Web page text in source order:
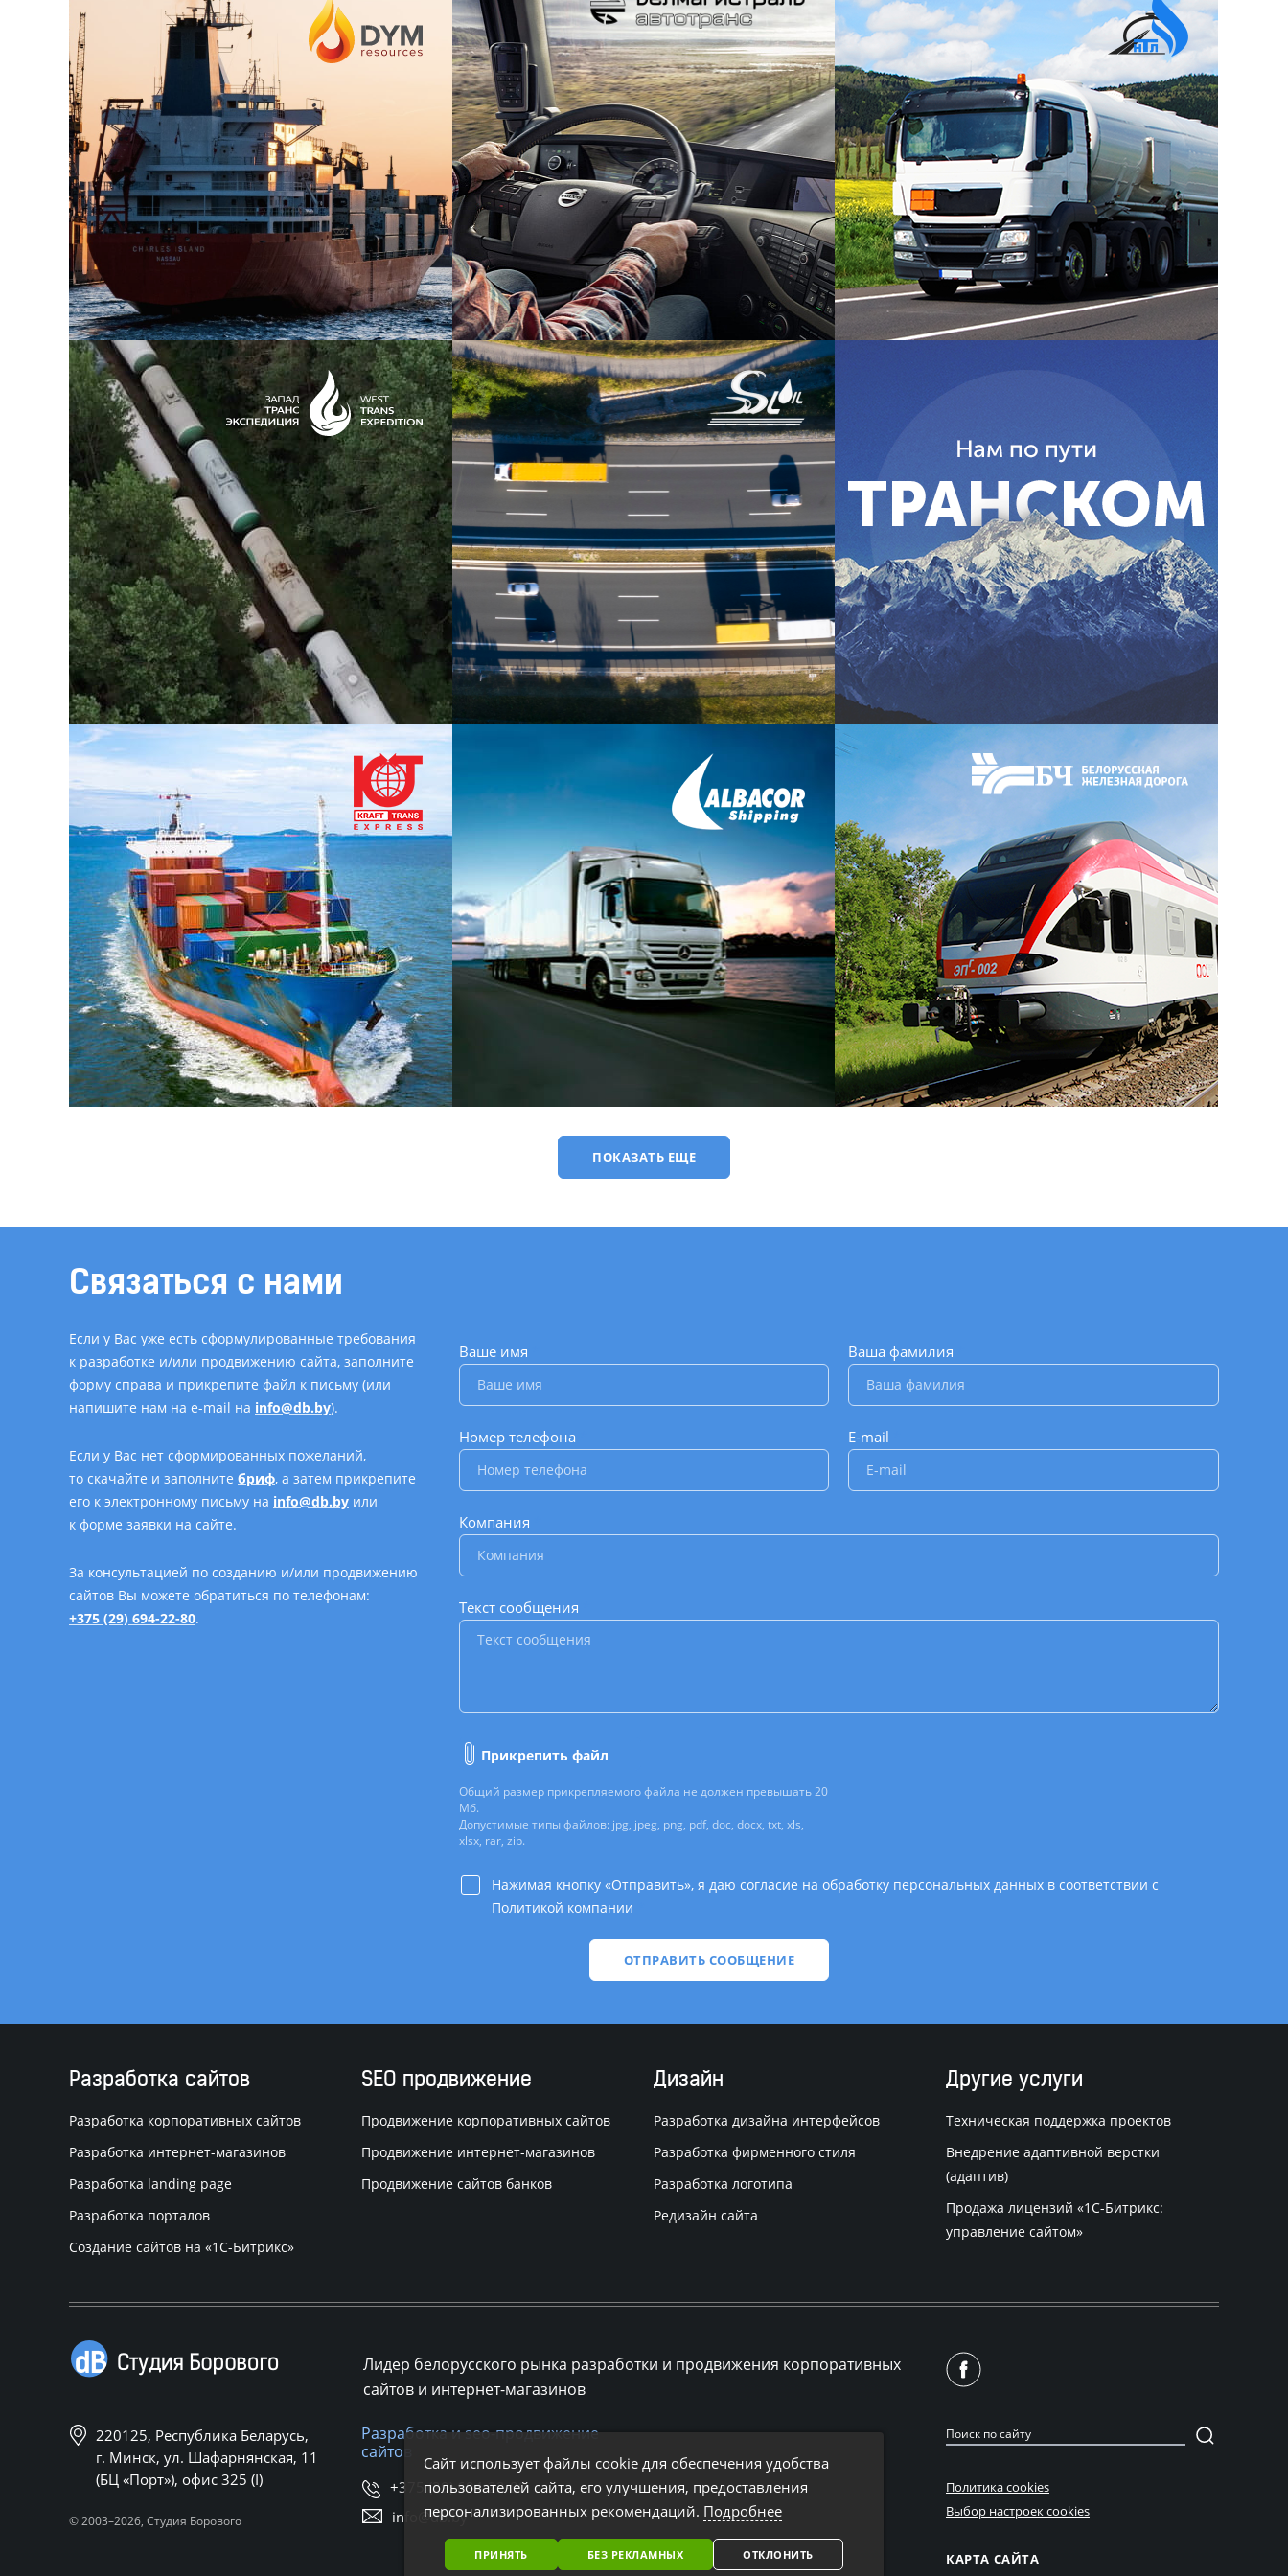
Разработка фирменного стиля
Разработка логотипов
Редизайн сайта
ЗАПРОСИТЬ КОНСУЛЬТАЦИЮ
ПОКАЗАТЬ ЕЩЕ
Связаться с нами
Если у Вас уже есть сформулированные требования
к разработке и/или продвижению сайта, заполните
форму справа и прикрепите файл к письму (или
напишите нам на e-mail на info@db.by).
Если у Вас нет сформированных пожеланий,
то скачайте и заполните бриф, а затем прикрепите
его к электронному письму на info@db.by или
к форме заявки на сайте.
За консультацией по созданию и/или продвижению
сайтов Вы можете обратиться по телефонам:
+375 (29) 694-22-80.
Ваше имя Ваша фамилия
Номер телефона E-mail
Компания
Текст сообщения
Прикрепить файл
Общий размер прикрепляемого файла не должен превышать 20
Мб.
Допустимые типы файлов: jpg, jpeg, png, pdf, doc, docx, txt, xls,
xlsx, rar, zip.
Нажимая кнопку «Отправить», я даю согласие на обработку персональных данных в соответствии с
Политикой компании
Разработка сайтов
Разработка корпоративных сайтов
Разработка интернет-магазинов
Разработка landing page
Разработка порталов
Создание сайтов на «1С-Битрикс»
SEO продвижение
Продвижение корпоративных сайтов
Продвижение интернет-магазинов
Продвижение сайтов банков
Дизайн
Разработка дизайна интерфейсов
Разработка фирменного стиля
Разработка логотипа
Редизайн сайта
Другие услуги
Техническая поддержка проектов
Внедрение адаптивной верстки
(адаптив)
Продажа лицензий «1С-Битрикс:
управление сайтом»
Лидер белорусского рынка разработки и продвижения корпоративных
сайтов и интернет-магазинов
220125, Республика Беларусь,
г. Минск, ул. Шафарнянская, 11
(БЦ «Порт»), офис 325 (I)
© 2003–2026, Студия Борового
Разработка и seo-продвижение
сайтов
+375 (29) 694-22-80
info@db.by
Политика cookies
Выбор настроек cookies
КАРТА САЙТА
Сайт использует файлы cookie для обеспечения удобства
пользователей сайта, его улучшения, предоставления
персонализированных рекомендаций. Подробнее
ПРИНЯТЬ БЕЗ РЕКЛАМНЫХ ОТКЛОНИТЬ